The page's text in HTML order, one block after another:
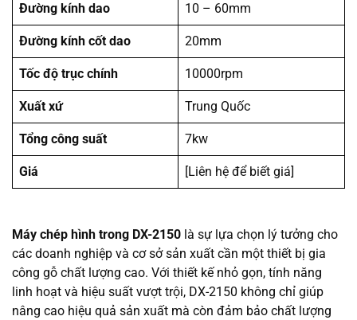
Đường kính dao 10 – 60mm
Đường kính cốt dao 20mm
Tốc độ trục chính 10000rpm
Xuất xứ Trung Quốc
Tổng công suất 7kw
Giá [Liên hệ để biết giá]
Máy chép hình trong DX-2150 là sự lựa chọn lý tưởng cho
các doanh nghiệp và cơ sở sản xuất cần một thiết bị gia
công gỗ chất lượng cao. Với thiết kế nhỏ gọn, tính năng
linh hoạt và hiệu suất vượt trội, DX-2150 không chỉ giúp
nâng cao hiệu quả sản xuất mà còn đảm bảo chất lượng